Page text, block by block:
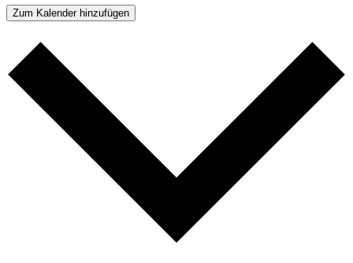
Zum Kalender hinzufügen